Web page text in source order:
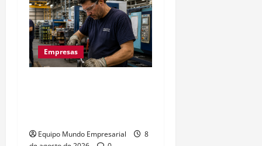
Empresas
Equipo Mundo Empresarial
8